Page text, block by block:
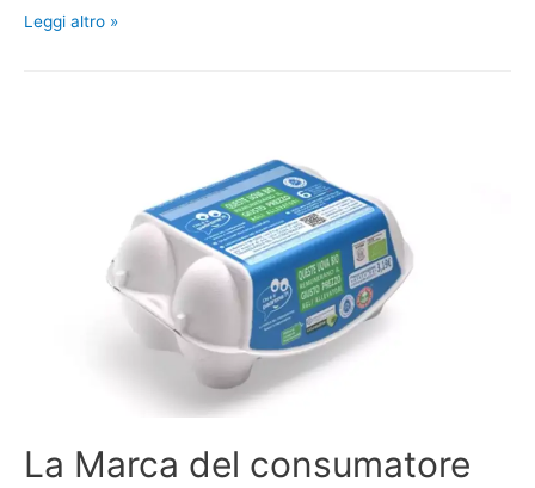
Leggi altro »
La Marca del consumatore